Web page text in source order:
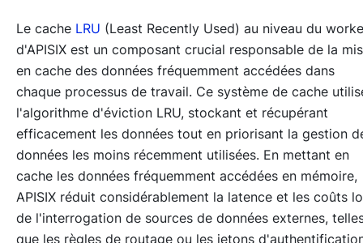
Le cache LRU (Least Recently Used) au niveau du
d'APISIX est un composant crucial responsable de la
en cache des données fréquemment accédées dans
chaque processus de travail. Ce système de cache
l'algorithme d'éviction LRU, stockant et récupérant
efficacement les données tout en priorisant la gestion
données les moins récemment utilisées. En mettant en
cache les données fréquemment accédées en mémoire,
APISIX réduit considérablement la latence et les coûts
de l'interrogation de sources de données externes,
que les règles de routage ou les jetons